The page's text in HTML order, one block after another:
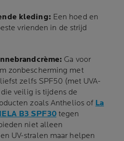
kleding: Een hoed en
vrienden in de strijd
Ga voor
zonbescherming met
zelfs SPF50 (met UVA-
veilig is tijdens de
zoals Anthelios of La
B3 SPF30tegen
niet alleen
UV-stralen maar helpen